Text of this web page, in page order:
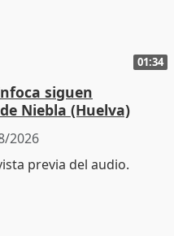
01:34
siguen
Niebla (Huelva)
2026